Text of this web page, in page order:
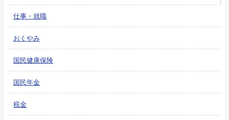
仕事・就職
おくやみ
国民健康保険
国民年金
税金